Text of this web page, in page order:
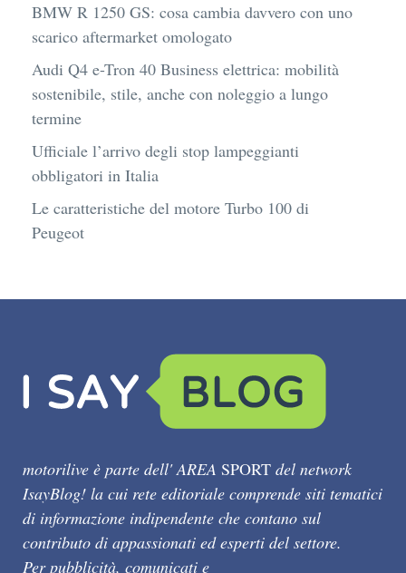
BMW R 1250 GS: cosa cambia davvero con uno
scarico aftermarket omologato
Audi Q4 e-Tron 40 Business elettrica: mobilità
sostenibile, stile, anche con noleggio a lungo
termine
Ufficiale l’arrivo degli stop lampeggianti
obbligatori in Italia
Le caratteristiche del motore Turbo 100 di
Peugeot
motorilive è parte dell' AREA SPORT del network
IsayBlog! la cui rete editoriale comprende siti tematici
di informazione indipendente che contano sul
contributo di appassionati ed esperti del settore.
Per pubblicità, comunicati e